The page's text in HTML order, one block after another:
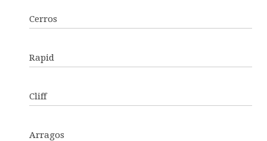
Cerros
Rapid
Cliff
Arragos